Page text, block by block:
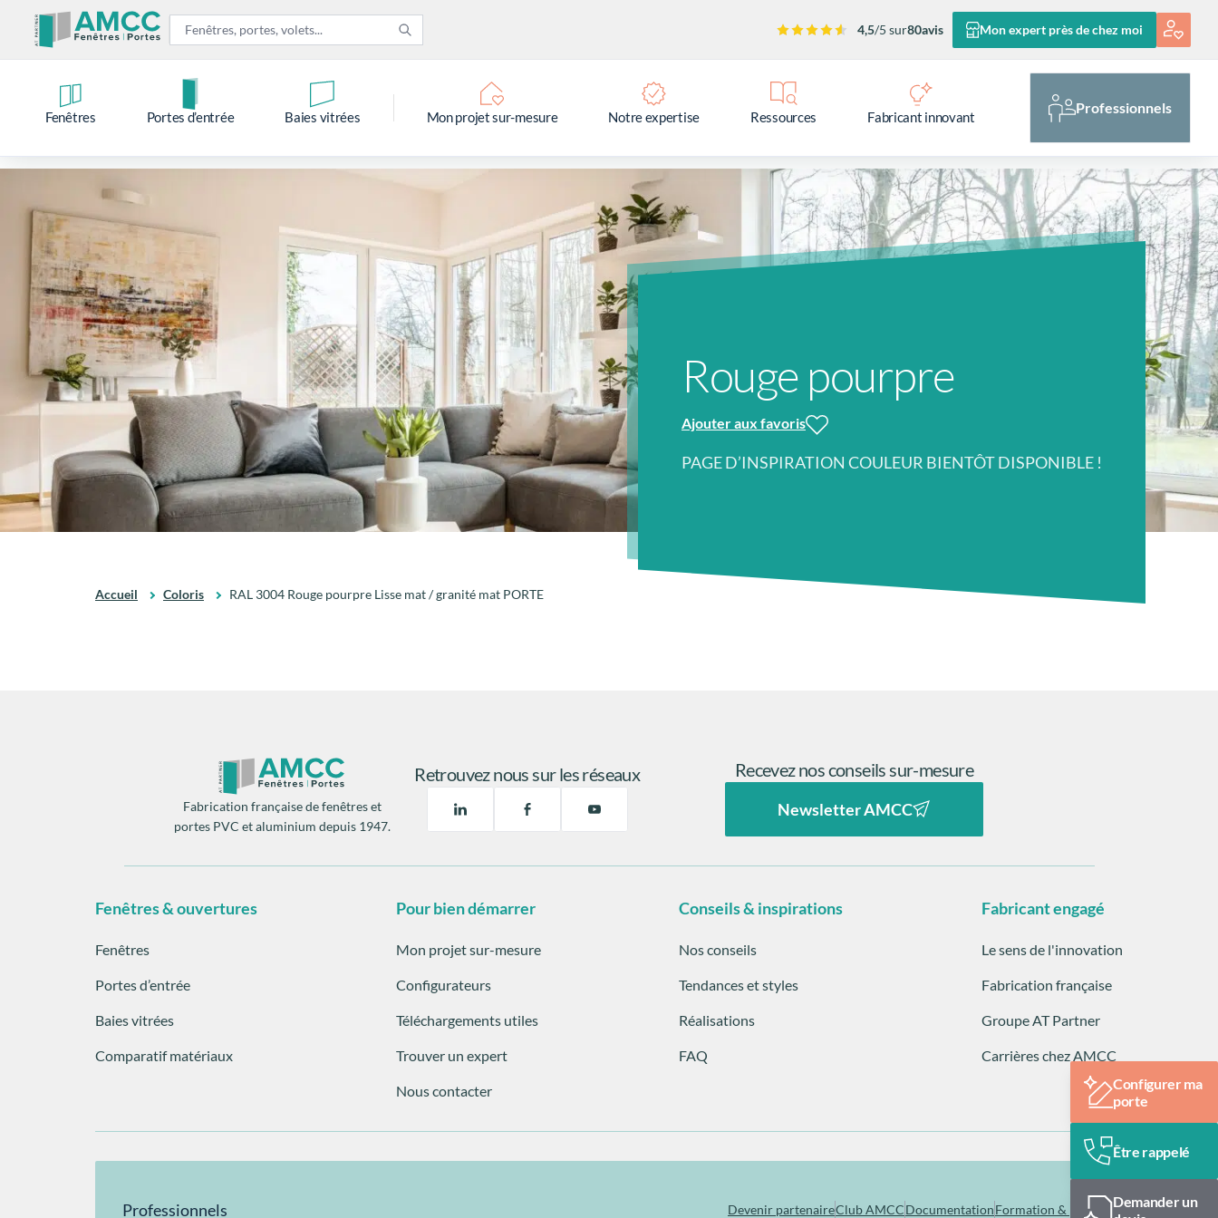
4,5/5 sur80avis Mon expert près de chez moi
Fenêtres Portes d’entrée Baies vitrées Mon projet sur-mesure Notre expertise Ressources Fabricant innovant
Professionnels
Rouge pourpre
Ajouter aux favoris
PAGE D’INSPIRATION COULEUR BIENTÔT DISPONIBLE !
Accueil Coloris RAL 3004 Rouge pourpre Lisse mat / granité mat PORTE
Fabrication française de fenêtres et
portes PVC et aluminium depuis 1947.
Retrouvez nous sur les réseaux Recevez nos conseils sur-mesure
Newsletter AMCC
Fenêtres & ouvertures
Fenêtres
Portes d’entrée
Baies vitrées
Comparatif matériaux
Pour bien démarrer
Mon projet sur-mesure
Configurateurs
Téléchargements utiles
Trouver un expert
Nous contacter
Conseils & inspirations
Nos conseils
Tendances et styles
Réalisations
FAQ
Fabricant engagé
Le sens de l'innovation
Fabrication française
Groupe AT Partner
Carrières chez AMCC
Professionnels Devenir partenaireClub AMCCDocumentationFormation & pose
Configurer ma
porte
Être rappelé
Demander un